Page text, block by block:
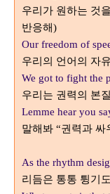
우리가 원하는 것
반응해)
Our freedom of
우리의 언어의 자
We got to fight the
우리는 권력의 본
Lemme hear you
말해봐 “권력과 싸
As the rhythm
리듬은 통통 튕기